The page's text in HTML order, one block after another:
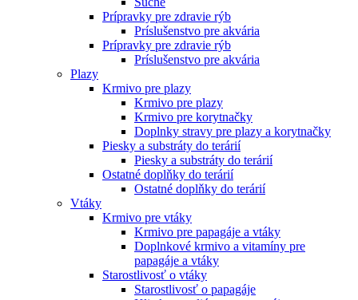
Prípravky pre zdravie rýb
Príslušenstvo pre akvária
Prípravky pre zdravie rýb
Príslušenstvo pre akvária
Plazy
Krmivo pre plazy
Krmivo pre plazy
Krmivo pre korytnačky
Doplnky stravy pre plazy a korytnačky
Piesky a substráty do terárií
Piesky a substráty do terárií
Ostatné doplňky do terárií
Ostatné doplňky do terárií
Vtáky
Krmivo pre vtáky
Krmivo pre papagáje a vtáky
Doplnkové krmivo a vitamíny pre
papagáje a vtáky
Starostlivosť o vtáky
Starostlivosť o papagáje